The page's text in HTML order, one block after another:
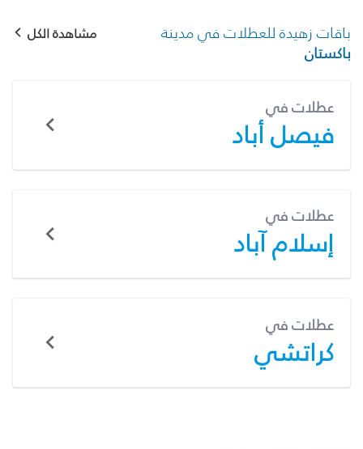
باقات زهيدة للعطلات في مدينة
باكستان
مشاهدة الكل
عطلات في
فيصل أباد
عطلات في
إسلام آباد
عطلات في
كراتشي